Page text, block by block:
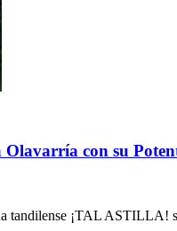
con su
tandilense ¡TAL ASTILLA!